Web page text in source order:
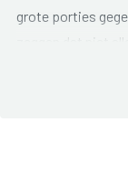
grote porties
zeggen dat niet